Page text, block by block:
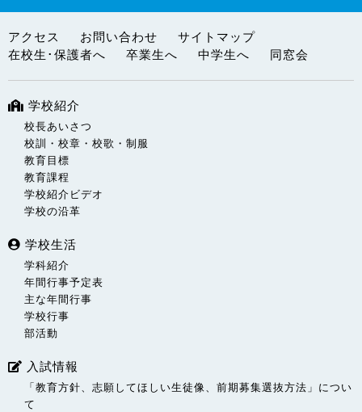
アクセス お問い合わせ
サイトマップ
在校生･保護者へ
卒業生へ 中学生へ 同窓会
学校紹介
校長あいさつ
校訓・校章・校歌・制服
教育目標
教育課程
学校紹介ビデオ
学校の沿革
学校生活
学科紹介
年間行事予定表
主な年間行事
学校行事
部活動
入試情報
「教育方針、志願してほしい生徒像、前期募集選抜方法」につい
て